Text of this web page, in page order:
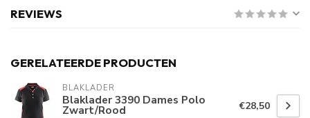
REVIEWS
GERELATEERDE PRODUCTEN
BLAKLADER
Blaklader 3390 Dames Polo
Zwart/Rood €28,50